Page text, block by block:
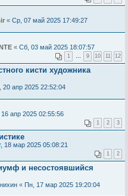
« Ср, 07 май 2025 17:49:27
« Сб, 03 май 2025 18:07:57
1 … 9 10 11 12
кисти художника
20 апр 2025 22:52:04
апр 2025 02:55:56
1 2 3
18 мар 2025 05:08:21
1 2
и несостоявшийся
« Пн, 17 мар 2025 19:20:04